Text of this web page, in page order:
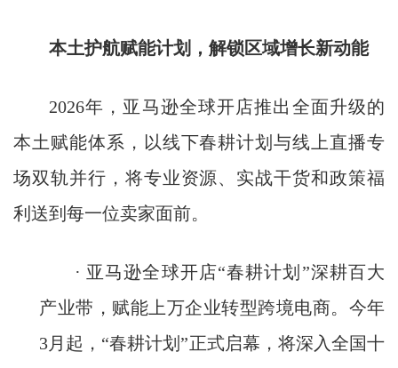
本土护航赋能计划，解锁区域增长新动能
2026年，亚马逊全球开店推出全面升级的
本土赋能体系，以线下春耕计划与线上直播专
场双轨并行，将专业资源、实战干货和政策福
利送到每一位卖家面前。
· 亚马逊全球开店“春耕计划”深耕百大
产业带，赋能上万企业转型跨境电商。今年
3月起，“春耕计划”正式启幕，将深入全国十